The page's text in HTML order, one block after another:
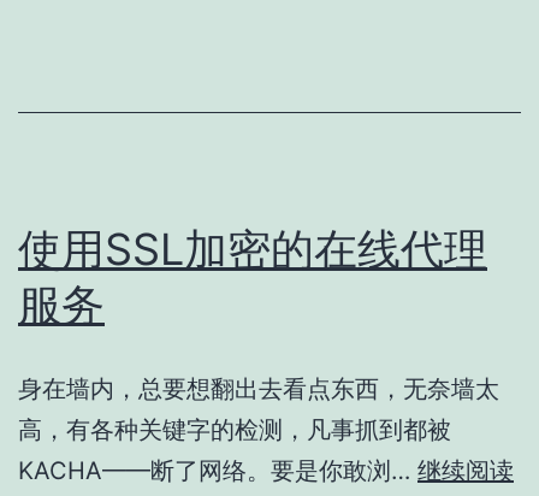
使用SSL加密的在线代理
服务
身在墙内，总要想翻出去看点东西，无奈墙太
高，有各种关键字的检测，凡事抓到都被
KACHA——断了网络。要是你敢浏… 继续阅读